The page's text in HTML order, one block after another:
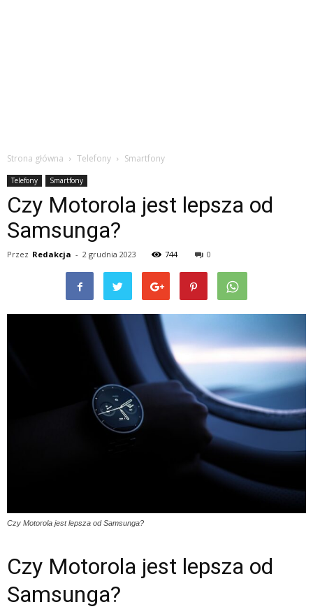
Strona główna Telefony Smartfony
Telefony Smartfony
Czy Motorola jest lepsza od
Samsunga?
Przez Redakcja - 2 grudnia 2023 744 0
Czy Motorola jest lepsza od Samsunga?
Czy Motorola jest lepsza od
Samsunga?